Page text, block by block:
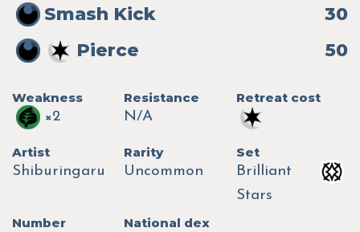
Smash Kick
30
Pierce
50
Weakness
×2
Resistance
N/A
Retreat cost
Artist
Shiburingaru
Rarity
Uncommon
Set
Brilliant
Stars
Number
National dex